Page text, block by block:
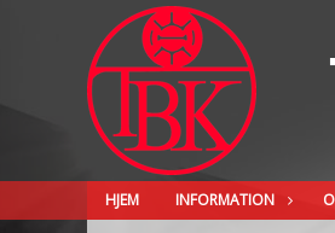
HJEM INFORMATION